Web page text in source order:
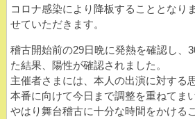
コロナ感染により降板することとなり
せていただきます。
稽古開始前の29日晩に発熱を確認し、
た結果、陽性が確認されました。
主催者さまには、本人の出演に対する
本番に向けて今日まで調整を重ねてま
やはり舞台稽古に十分な時間をかける